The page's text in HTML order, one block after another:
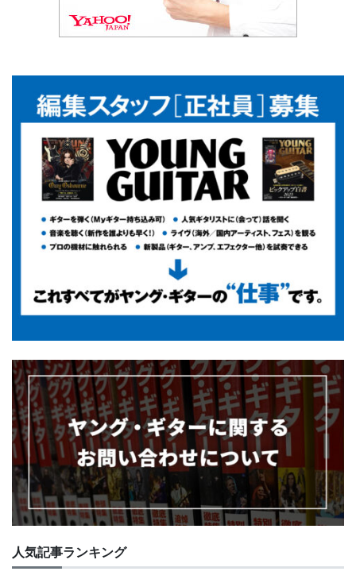
人気記事ランキング